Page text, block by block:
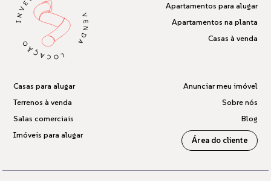
Apartamentos para alugar
Apartamentos na planta
Casas à venda
Casas para alugar
Terrenos à venda
Salas comerciais
Imóveis para alugar
Anunciar meu imóvel
Sobre nós
Blog
Área do cliente